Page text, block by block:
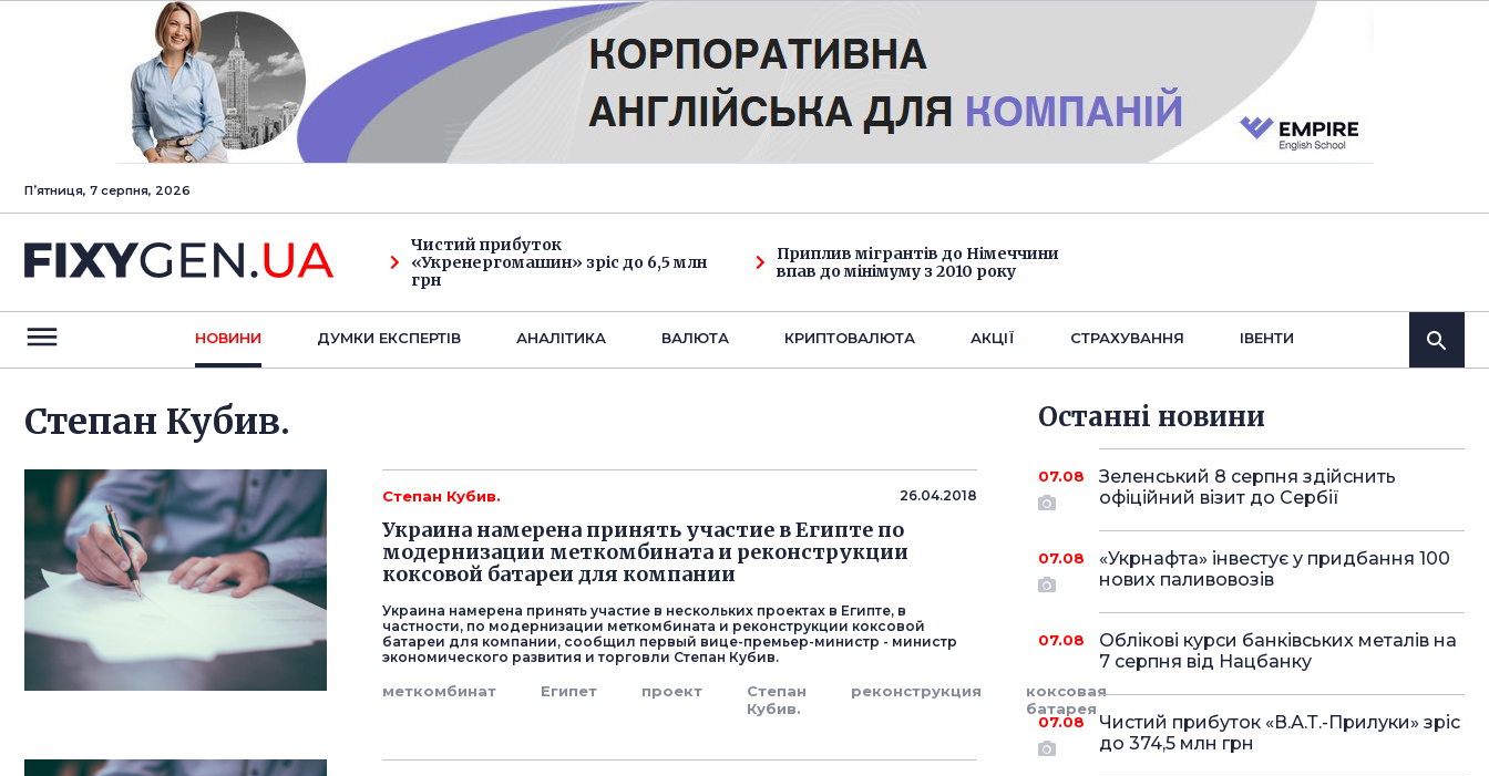
Пʼятниця, 7 серпня, 2026
Чистий прибуток
«Укренергомашин» зріс до 6,5 млн
грн
Приплив мігрантів до Німеччини
впав до мінімуму з 2010 року
НОВИНИ ДУМКИ ЕКСПЕРТIВ АНАЛIТИКА ВАЛЮТА КРИПТОВАЛЮТА АКЦІЇ СТРАХУВАННЯ IВЕНТИ
Степан Кубив.
Степан Кубив. 26.04.2018
Украина намерена принять участие в Египте по
модернизации меткомбината и реконструкции
коксовой батареи для компании
Украина намерена принять участие в нескольких проектах в Египте, в
частности, по модернизации меткомбината и реконструкции коксовой
батареи для компании, сообщил первый вице-премьер-министр - министр
экономического развития и торговли Степан Кубив.
меткомбинат Египет проект
Степан
Кубив.
реконструкция
коксовая
батарея
Останнi новини
07.08
Зеленський 8 серпня здійснить
офіційний візит до Сербії
07.08
«Укрнафта» інвестує у придбання 100
нових паливовозів
07.08
Облікові курси банківських металів на
7 серпня від Нацбанку
07.08
Чистий прибуток «В.А.Т.-Прилуки» зріс
до 374,5 млн грн